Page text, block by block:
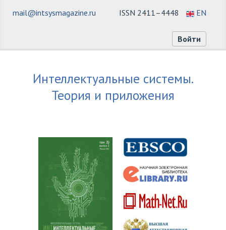
ISSN 2411–4448 EN
mail@intsysmagazine.ru
Войти
Интеллектуальные системы.
Теория и приложения